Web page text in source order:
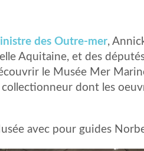
des Outre-mer,
Aquitaine, et des
le Musée Mer
dont les
avec pour guides